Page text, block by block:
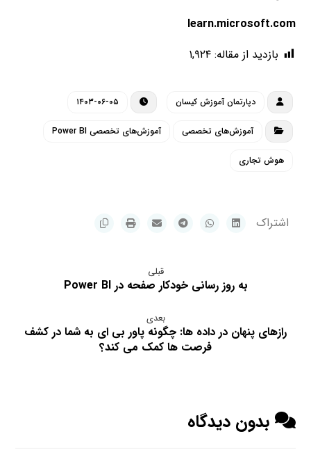
learn.microsoft.com
بازدید از مقاله: ۱,۹۲۴
دپارتمان آموزش کیسان ۱۴۰۳-۰۶-۰۵
آموزش‌های تخصصی آموزش‌های تخصصی Power BI
هوش تجاری
قبلی
به روز رسانی خودکار صفحه در Power BI
بعدی
رازهای پنهان در داده ها: چگونه پاور بی ای به شما در کشف
فرصت ها کمک می کند؟
بدون دیدگاه